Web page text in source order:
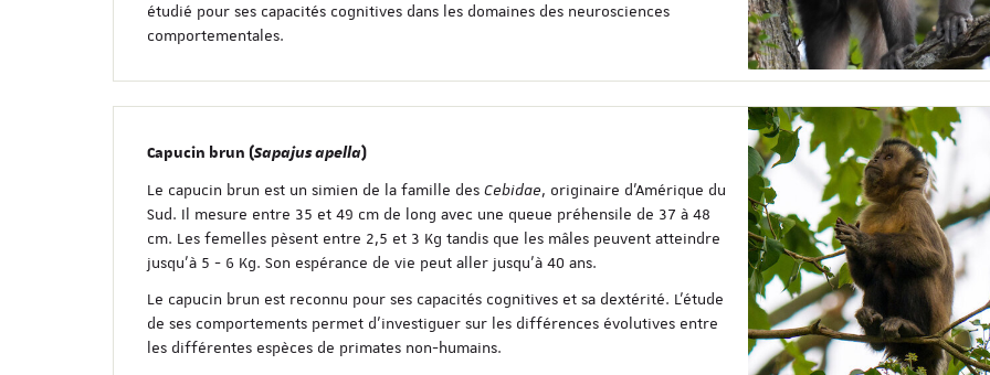
étudié pour ses capacités cognitives dans les domaines des neurosciences
comportementales.
Capucin brun (Sapajus apella)
Le capucin brun est un simien de la famille des Cebidae, originaire d’Amérique du
Sud. Il mesure entre 35 et 49 cm de long avec une queue préhensile de 37 à 48
cm. Les femelles pèsent entre 2,5 et 3 Kg tandis que les mâles peuvent atteindre
jusqu’à 5 - 6 Kg. Son espérance de vie peut aller jusqu’à 40 ans.
Le capucin brun est reconnu pour ses capacités cognitives et sa dextérité. L’étude
de ses comportements permet d’investiguer sur les différences évolutives entre
les différentes espèces de primates non-humains.